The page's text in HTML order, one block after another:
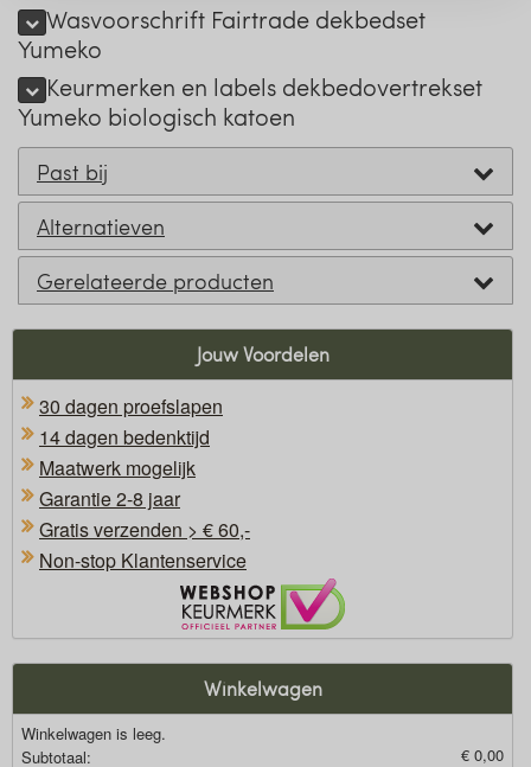
Wasvoorschrift Fairtrade dekbedset
Yumeko
Keurmerken en labels dekbedovertrekset
Yumeko biologisch katoen
Past bij
Alternatieven
Gerelateerde producten
Jouw Voordelen
30 dagen proefslapen
14 dagen bedenktijd
Maatwerk mogelijk
Garantie 2-8 jaar
Gratis verzenden > € 60,-
Non-stop Klantenservice
Winkelwagen
Winkelwagen is leeg.
Subtotaal:
€ 0,00